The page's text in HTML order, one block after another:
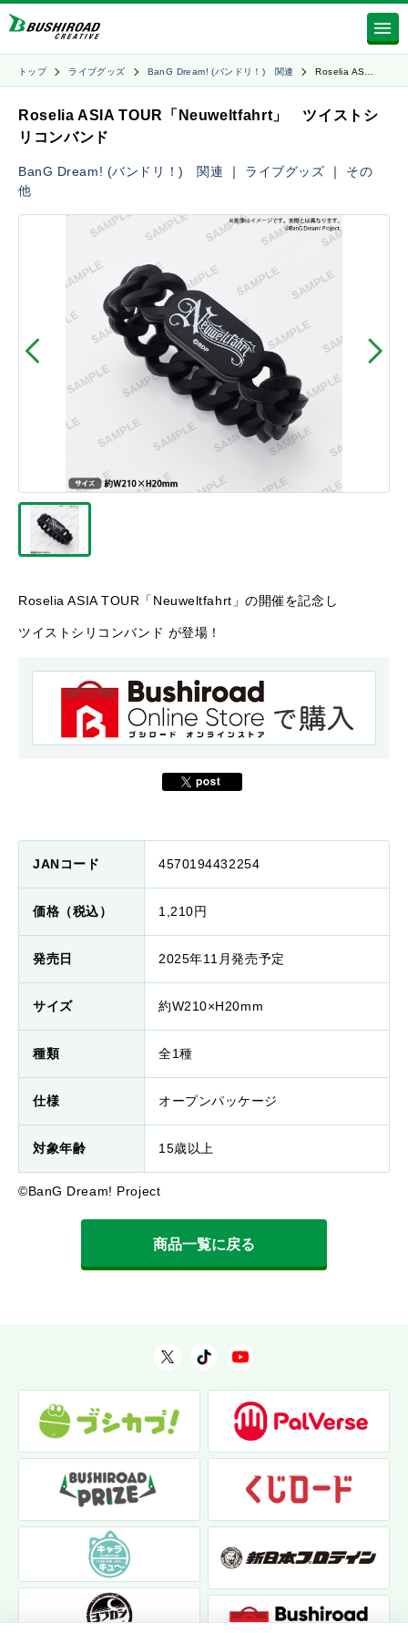
トップ ライブグッズ BanG Dream! (バンドリ！) 関連 Roselia AS…
Roselia ASIA TOUR「Neuweltfahrt」 ツイストシ
リコンバンド
BanG Dream! (バンドリ！) 関連 ｜ ライブグッズ ｜ その
他
Roselia ASIA TOUR「Neuweltfahrt」の開催を記念し
ツイストシリコンバンド が登場！
JANコード 4570194432254
価格（税込） 1,210円
発売日 2025年11月発売予定
サイズ 約W210×H20mm
種類 全1種
仕様 オープンパッケージ
対象年齢 15歳以上
©BanG Dream! Project
商品一覧に戻る